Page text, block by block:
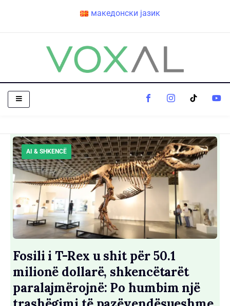
македонски јазик
AI & SHKENCË
Fosili i T-Rex u shit për 50.1
milionë dollarë, shkencëtarët
paralajmërojnë: Po humbim një